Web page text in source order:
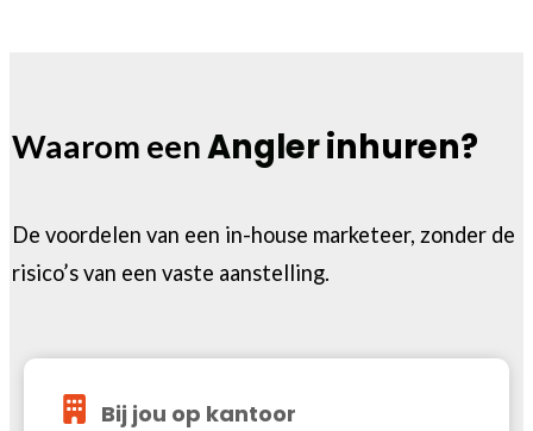
Waarom eenAnglerinhuren?
De voordelen van een in-house marketeer, zonder de
risico’s van een vaste aanstelling.
Bij jou op kantoor